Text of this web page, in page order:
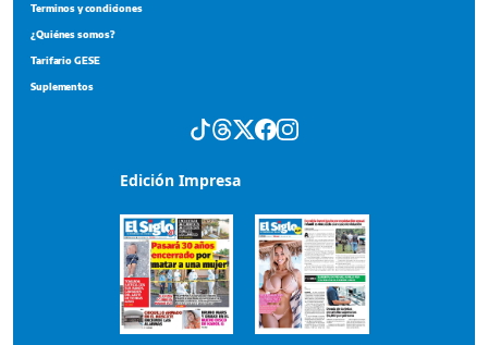
Terminos y condiciones
¿Quiénes somos?
Tarifario GESE
Suplementos
Edición Impresa